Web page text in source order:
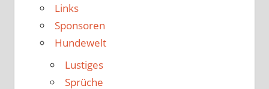
Links
Sponsoren
Hundewelt
Lustiges
Sprüche